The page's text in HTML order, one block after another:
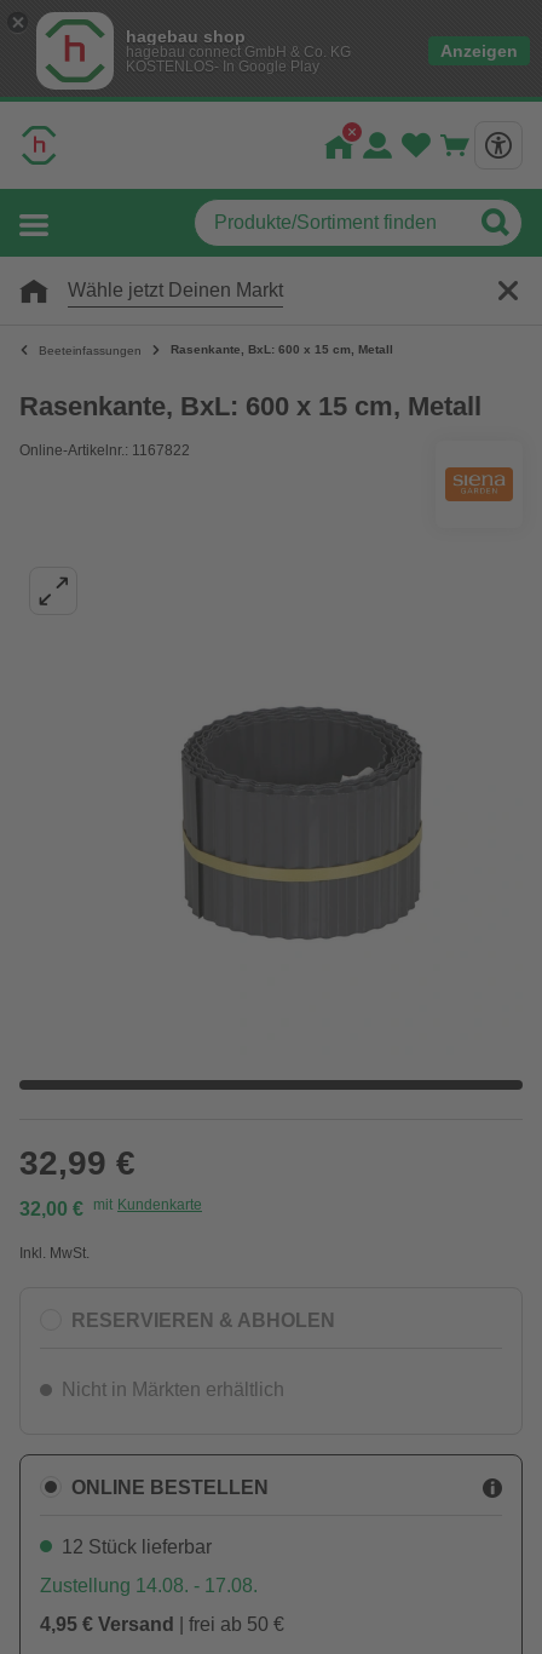
hagebau shop
hagebau connect GmbH & Co. KG
KOSTENLOS- In Google Play
Anzeigen
Wähle jetzt Deinen Markt
Beeteinfassungen Rasenkante, BxL: 600 x 15 cm, Metall
Rasenkante, BxL: 600 x 15 cm, Metall
Online-Artikelnr.: 1167822
32,99 €
32,00 € mit Kundenkarte
Inkl. MwSt.
RESERVIEREN & ABHOLEN
Nicht in Märkten erhältlich
ONLINE BESTELLEN
12 Stück lieferbar
Zustellung 14.08. - 17.08.
4,95 € Versand
| frei ab 50 €